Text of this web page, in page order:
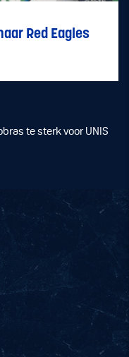
Red Eagles
te sterk voor UNIS